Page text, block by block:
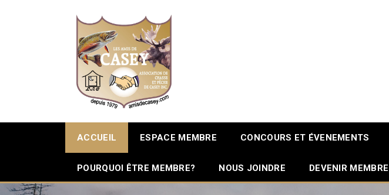
ACCUEIL ESPACE MEMBRE CONCOURS ET ÉVENEMENTS
POURQUOI ÊTRE MEMBRE? NOUS JOINDRE DEVENIR MEMBRE